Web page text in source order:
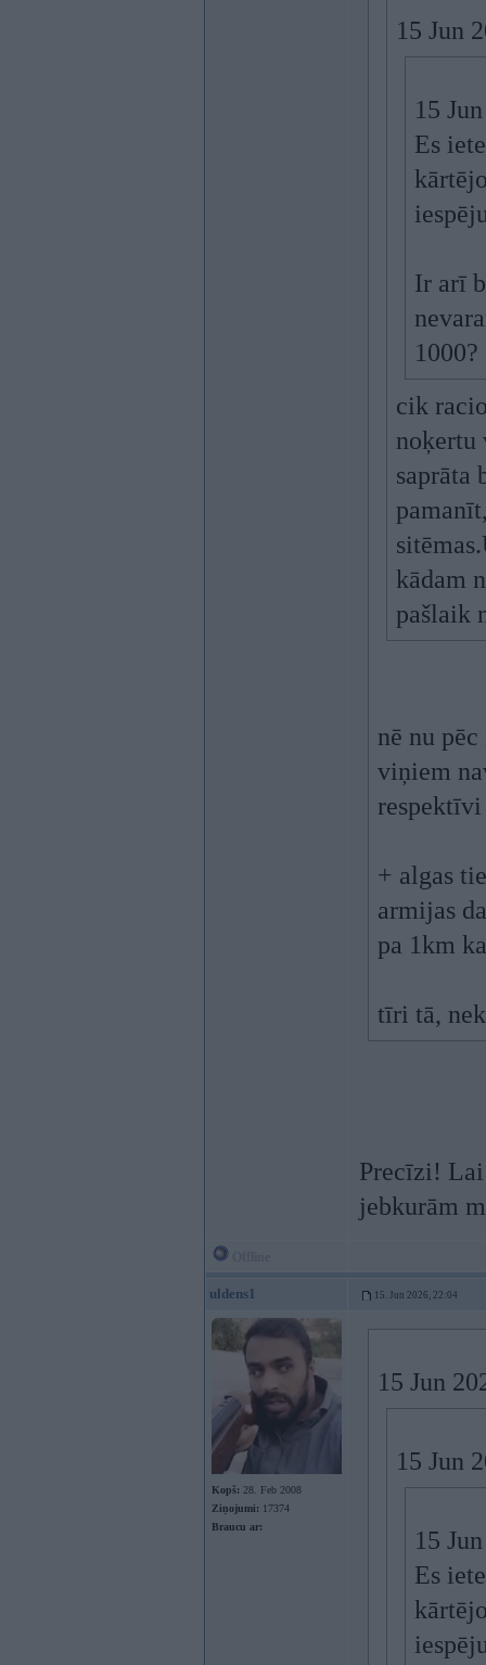
15 Jun
15
Es
Ir arī
1000?
cik
noķertu
saprāta
kādam
pašlaik
nē nu
viņiem
+ algas
armijas
pa 1km
tīri tā,
Precīzi! Lai
jebkurām
uldens1 15. Jun 2026, 22:04
Kopš: 28. Feb 2008
Ziņojumi: 17374
Braucu ar:
15 Jun
15 Jun
15
Es